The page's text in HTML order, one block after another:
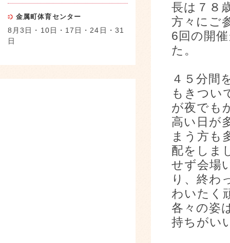
長は７８
方々にご
6回の開
た。
４５分間
もきつい
が夜でも
高い日が
まう方も
配をしま
せず会場
り、終わ
わいたく
各々の姿
持ちがい
金属町体育センター
8月3日・10日・17日・24日・31
日